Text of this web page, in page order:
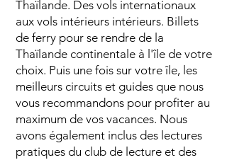
Thaïlande. Des vols internationaux
aux vols intérieurs intérieurs. Billets
de ferry pour se rendre de la
Thaïlande continentale à l'île de votre
choix. Puis une fois sur votre île, les
meilleurs circuits et guides que nous
vous recommandons pour profiter au
maximum de vos vacances. Nous
avons également inclus des lectures
pratiques du club de lecture et des